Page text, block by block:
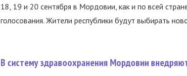
18, 19 и 20 сентября в Мордовии, как и по всей
голосования. Жители республики будут выбирать
В систему здравоохранения Мордовии